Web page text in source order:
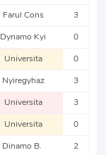
Farul Cons 3
Dynamo Kyi 0
Universita 0
Nyiregyhaz 3
Universita 3
Universita 0
Dinamo B. 2